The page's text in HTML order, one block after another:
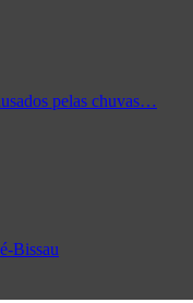
pelas chuvas…
Bissau